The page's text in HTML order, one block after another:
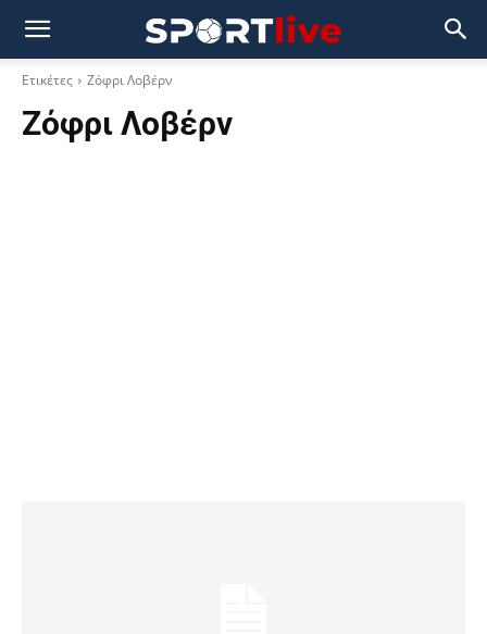
Ετικέτες Ζόφρι Λοβέρν
Ζόφρι Λοβέρν